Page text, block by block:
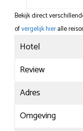
Bekijk direct
ofvergelijk hieralle
Hotel
Review
Adres
Omgeving